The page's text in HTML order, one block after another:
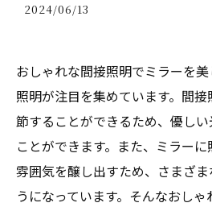
2024/06/13
おしゃれな間接照明でミラーを
照明が注目を集めています。間
節することができるため、優し
ことができます。また、ミラー
雰囲気を醸し出すため、さまざ
うになっています。そんなおし